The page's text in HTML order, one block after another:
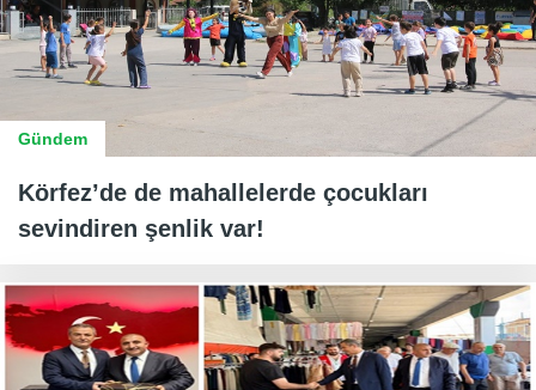
Gündem
Körfez’de de mahallelerde çocukları
sevindiren şenlik var!